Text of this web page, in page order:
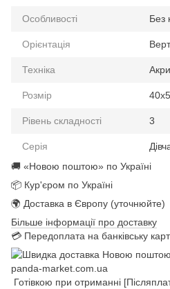
Особливості Без
Орієнтація
Техніка
Розмір
Рівень складності 3
Серія
🚚 «Новою поштою» по Україні
📦 Кур'єром по Україні
🌍 Доставка в Європу (уточнюйте)
Більше інформації про доставку
💳 Передоплата на банківську
Готівкою при отриманні